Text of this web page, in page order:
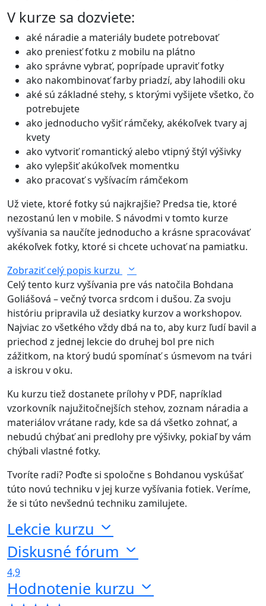
V kurze sa dozviete:
aké náradie a materiály budete potrebovať
ako preniesť fotku z mobilu na plátno
ako správne vybrať, poprípade upraviť fotky
ako nakombinovať farby priadzí, aby lahodili oku
aké sú základné stehy, s ktorými vyšijete všetko, čo
potrebujete
ako jednoducho vyšiť rámčeky, akékoľvek tvary aj
kvety
ako vytvoriť romantický alebo vtipný štýl výšivky
ako vylepšiť akúkoľvek momentku
ako pracovať s vyšívacím rámčekom
Už viete, ktoré fotky sú najkrajšie? Predsa tie, ktoré
nezostanú len v mobile. S návodmi v tomto kurze
vyšívania sa naučíte jednoducho a krásne spracovávať
akékoľvek fotky, ktoré si chcete uchovať na pamiatku.
Zobraziť celý popis kurzu
Celý tento kurz vyšívania pre vás natočila Bohdana
Goliášová – večný tvorca srdcom i dušou. Za svoju
históriu pripravila už desiatky kurzov a workshopov.
Najviac zo všetkého vždy dbá na to, aby kurz ľudí bavil a
priechod z jednej lekcie do druhej bol pre nich
zážitkom, na ktorý budú spomínať s úsmevom na tvári
a iskrou v oku.
Ku kurzu tiež dostanete prílohy v PDF, napríklad
vzorkovník najužitočnejších stehov, zoznam náradia a
materiálov vrátane rady, kde sa dá všetko zohnať, a
nebudú chýbať ani predlohy pre výšivky, pokiaľ by vám
chýbali vlastné fotky.
Tvoríte radi? Poďte si spoločne s Bohdanou vyskúšať
túto novú techniku v jej kurze vyšívania fotiek. Veríme,
že si túto nevšednú techniku zamilujete.
Lekcie kurzu
Diskusné fórum
4,9
Hodnotenie kurzu